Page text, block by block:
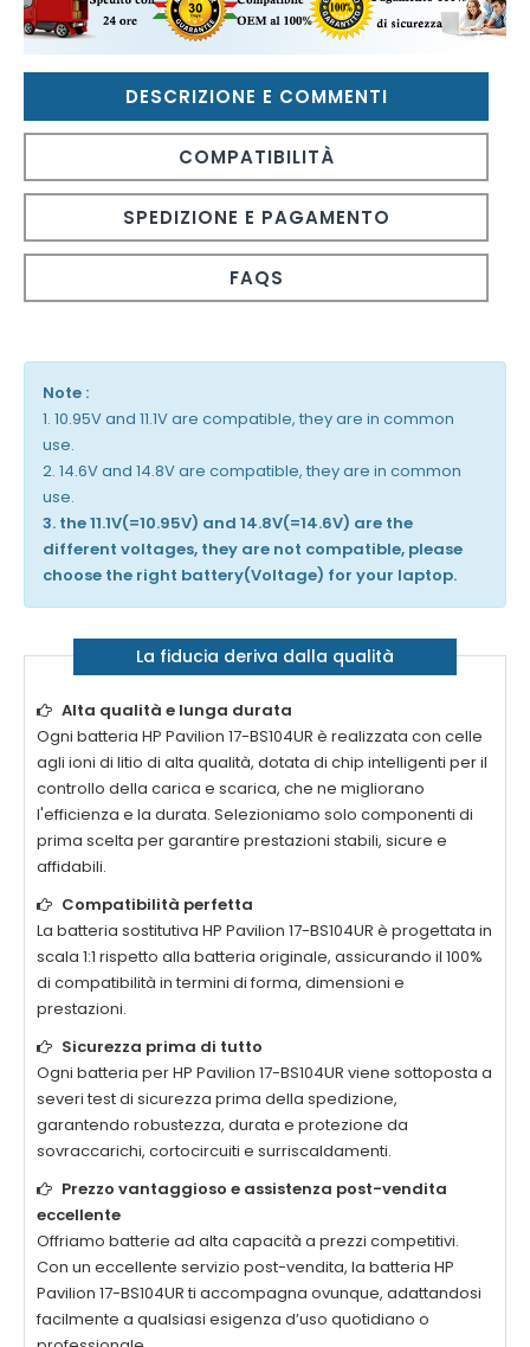
DESCRIZIONE E COMMENTI
COMPATIBILITÀ
SPEDIZIONE E PAGAMENTO
FAQS
Note :
1. 10.95V and 11.1V are compatible, they are in common
use.
2. 14.6V and 14.8V are compatible, they are in common
use.
3. the 11.1V(=10.95V) and 14.8V(=14.6V) are the
different voltages, they are not compatible, please
choose the right battery(Voltage) for your laptop.
La fiducia deriva dalla qualità
Alta qualità e lunga durata
Ogni batteria HP Pavilion 17-BS104UR è realizzata con celle
agli ioni di litio di alta qualità, dotata di chip intelligenti per il
controllo della carica e scarica, che ne migliorano
l'efficienza e la durata. Selezioniamo solo componenti di
prima scelta per garantire prestazioni stabili, sicure e
affidabili.
Compatibilità perfetta
La batteria sostitutiva HP Pavilion 17-BS104UR è progettata in
scala 1:1 rispetto alla batteria originale, assicurando il 100%
di compatibilità in termini di forma, dimensioni e
prestazioni.
Sicurezza prima di tutto
Ogni batteria per HP Pavilion 17-BS104UR viene sottoposta a
severi test di sicurezza prima della spedizione,
garantendo robustezza, durata e protezione da
sovraccarichi, cortocircuiti e surriscaldamenti.
Prezzo vantaggioso e assistenza post-vendita
eccellente
Offriamo batterie ad alta capacità a prezzi competitivi.
Con un eccellente servizio post-vendita, la batteria HP
Pavilion 17-BS104UR ti accompagna ovunque, adattandosi
facilmente a qualsiasi esigenza d’uso quotidiano o